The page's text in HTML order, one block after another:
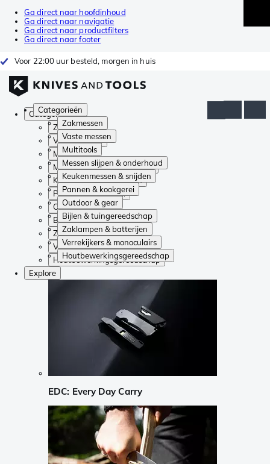
Ga direct naar hoofdinhoud
Ga direct naar navigatie
Ga direct naar productfilters
Ga direct naar footer
Voor 22:00 uur besteld, morgen in huis
Categorieën
Zakmessen
Vaste messen
Multitools
Messen slijpen & onderhoud
Keukenmessen & snijden
Pannen & kookgerei
Outdoor & gear
Bijlen & tuingereedschap
Zaklampen & batterijen
Verrekijkers & monoculairs
Houtbewerkingsgereedschap
Categorieën
Zakmessen
Vaste messen
Multitools
Messen slijpen & onderhoud
Keukenmessen & snijden
Pannen & kookgerei
Outdoor & gear
Bijlen & tuingereedschap
Zaklampen & batterijen
Verrekijkers & monoculairs
Houtbewerkingsgereedschap
Explore
EDC: Every Day Carry